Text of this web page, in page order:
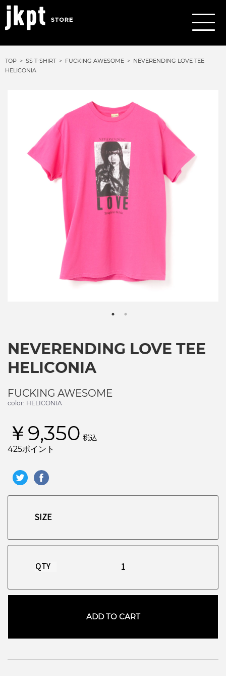
TOP SS T-SHIRT FUCKING AWESOME
NEVERENDING LOVE TEE
HELICONIA
NEVERENDING LOVE TEE
HELICONIA
FUCKING AWESOME
color: HELICONIA
￥9,350 税込
425ポイント
QTY
ADD TO CART